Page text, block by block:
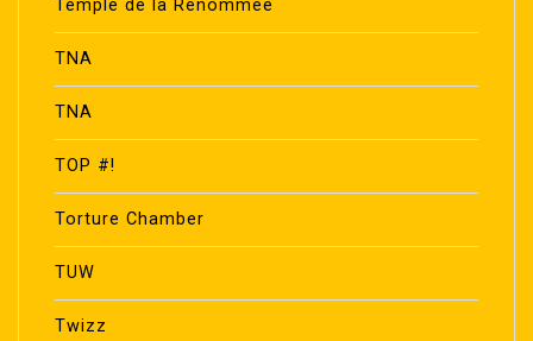
Temple de la Renommée
TNA
TNA
TOP #!
Torture Chamber
TUW
Twizz